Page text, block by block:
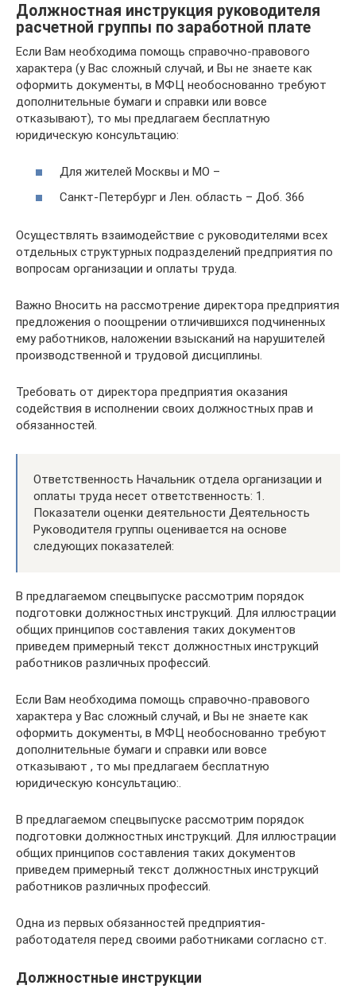
Должностная инструкция руководителя
расчетной группы по заработной плате
Если Вам необходима помощь справочно-правового
характера (у Вас сложный случай, и Вы не знаете как
оформить документы, в МФЦ необоснованно требуют
дополнительные бумаги и справки или вовсе
отказывают), то мы предлагаем бесплатную
юридическую консультацию:
Для жителей Москвы и МО –
Санкт-Петербург и Лен. область – Доб. 366
Осуществлять взаимодействие с руководителями всех
отдельных структурных подразделений предприятия по
вопросам организации и оплаты труда.
Важно Вносить на рассмотрение директора предприятия
предложения о поощрении отличившихся подчиненных
ему работников, наложении взысканий на нарушителей
производственной и трудовой дисциплины.
Требовать от директора предприятия оказания
содействия в исполнении своих должностных прав и
обязанностей.
Ответственность Начальник отдела организации и
оплаты труда несет ответственность: 1.
Показатели оценки деятельности Деятельность
Руководителя группы оценивается на основе
следующих показателей:
В предлагаемом спецвыпуске рассмотрим порядок
подготовки должностных инструкций. Для иллюстрации
общих принципов составления таких документов
приведем примерный текст должностных инструкций
работников различных профессий.
Если Вам необходима помощь справочно-правового
характера у Вас сложный случай, и Вы не знаете как
оформить документы, в МФЦ необоснованно требуют
дополнительные бумаги и справки или вовсе
отказывают , то мы предлагаем бесплатную
юридическую консультацию:.
В предлагаемом спецвыпуске рассмотрим порядок
подготовки должностных инструкций. Для иллюстрации
общих принципов составления таких документов
приведем примерный текст должностных инструкций
работников различных профессий.
Одна из первых обязанностей предприятия-
работодателя перед своими работниками согласно ст.
Должностные инструкции